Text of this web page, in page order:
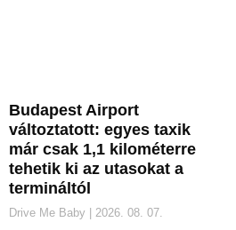
Budapest Airport
változtatott: egyes taxik
már csak 1,1 kilométerre
tehetik ki az utasokat a
termináltól
Drive Me Baby 2026. 08. 07.